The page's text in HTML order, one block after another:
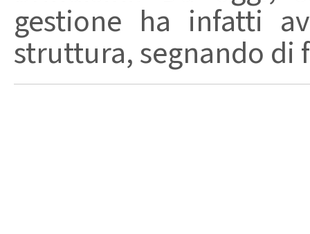
gestione ha infatti
struttura, segnando di